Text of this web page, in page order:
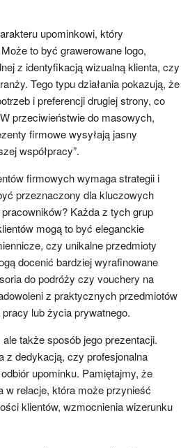
upominkowi, który
to być grawerowane logo,
z identyfikacją wizualną klienta, czy
Tego typu działania pokazują, że
i preferencji drugiej strony, co
przeciwieństwie do masowych,
firmowe wysyłają jasny
współpracy”.
firmowych wymaga strategii i
przeznaczony dla kluczowych
Każda z tych grup
mogą to być eleganckie
czy unikalne przedmioty
docenić bardziej wyrafinowane
do podróży czy vouchery na
z praktycznych przedmiotów
lub życia prywatnego.
także sposób jego prezentacji.
z dedykacją, czy profesjonalna
upominku. Pamiętajmy, że
w relacje, która może przynieść
klientów, wzmocnienia wizerunku